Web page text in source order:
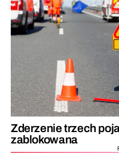
Zderzenie trzech
zablokowana